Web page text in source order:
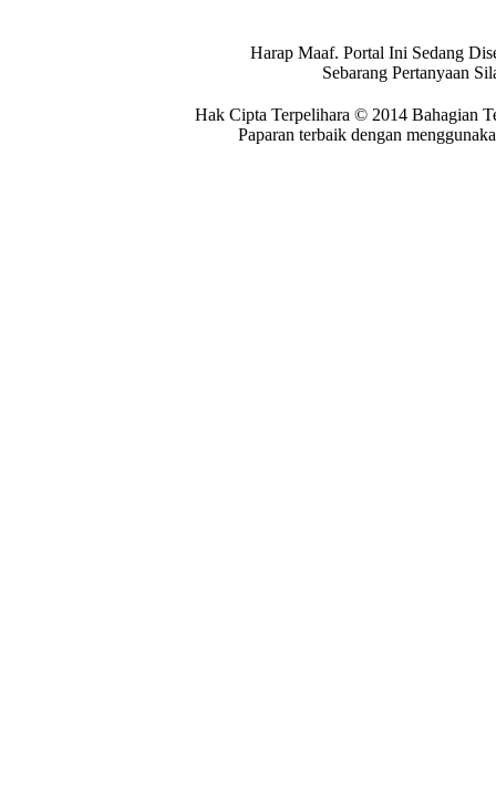
Harap Maaf. Portal Ini Sedang
Sebarang Pertanyaan
Hak Cipta Terpelihara © 2014 Bahagian
Paparan terbaik dengan